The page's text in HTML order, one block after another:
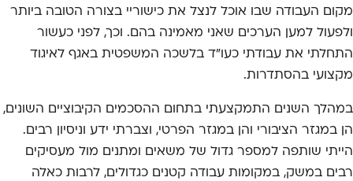
מקום העבודה שבו אוכל לנצל את כישוריי בצורה הטובה ביותר
ולפעול למען הערכים שאני מאמינה בהם. וכך, לפני כעשור
התחלתי את עבודתי כעו"ד בלשכה המשפטית באגף לאיגוד
מקצועי בהסתדרות.
במהלך השנים התמקצעתי בתחום ההסכמים הקיבוציים השונים,
הן במגזר הציבורי והן במגזר הפרטי, וצברתי ידע וניסיון רבים.
הייתי שותפה למספר גדול של משאים ומתנים מול מעסיקים
רבים במשק, במקומות עבודה קטנים כגדולים, לרבות כאלה